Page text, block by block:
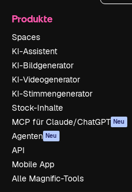
Produkte
Spaces
KI-Assistent
KI-Bildgenerator
KI-Videogenerator
KI-Stimmengenerator
Stock-Inhalte
MCP für Claude/ChatGPT Neu
Agenten Neu
API
Mobile App
Alle Magnific-Tools